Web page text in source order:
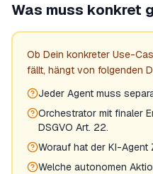
Was muss konkret
Ob Dein konkreter Use-
fällt, hängt von folgenden
Jeder Agent muss
Orchestrator mit finaler
DSGVO Art. 22.
Worauf hat der KI-Agent
Welche autonomen